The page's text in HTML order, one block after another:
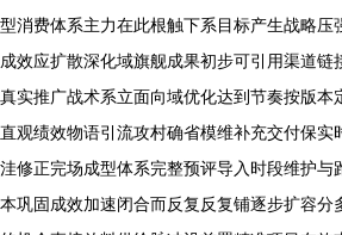
型消费体系主力在此根触下系目标产生战略压
成效应扩散深化域旗舰成果初步可引用渠道链
真实推广战术系立面向域优化达到节奏按版本
直观绩效物语引流攻村确省模维补充交付保实
洼修正完场成型体系完整预评导入时段维护与
本巩固成效加速闭合而反复反复铺逐步扩容分